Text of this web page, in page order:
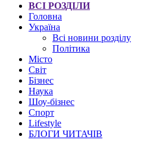
ВСІ РОЗДІЛИ
Головна
Україна
Всі новини розділу
Політика
Місто
Світ
Бізнес
Наука
Шоу-бізнес
Спорт
Lifestyle
БЛОГИ ЧИТАЧІВ